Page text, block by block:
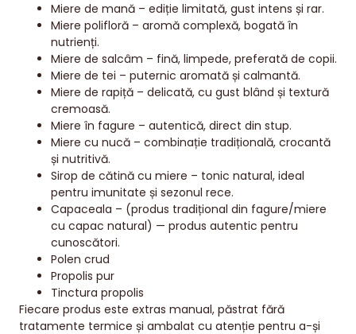
Miere de mană – ediție limitată, gust intens și rar.
Miere polifloră – aromă complexă, bogată în
nutrienți.
Miere de salcâm – fină, limpede, preferată de copii.
Miere de tei – puternic aromată și calmantă.
Miere de rapiță – delicată, cu gust blând și textură
cremoasă.
Miere în fagure – autentică, direct din stup.
Miere cu nucă – combinație tradițională, crocantă
și nutritivă.
Sirop de cătină cu miere – tonic natural, ideal
pentru imunitate și sezonul rece.
Capaceala – (produs tradițional din fagure/miere
cu capac natural) — produs autentic pentru
cunoscători.
Polen crud
Propolis pur
Tinctura propolis
Fiecare produs este extras manual, păstrat fără
tratamente termice și ambalat cu atenție pentru a-și